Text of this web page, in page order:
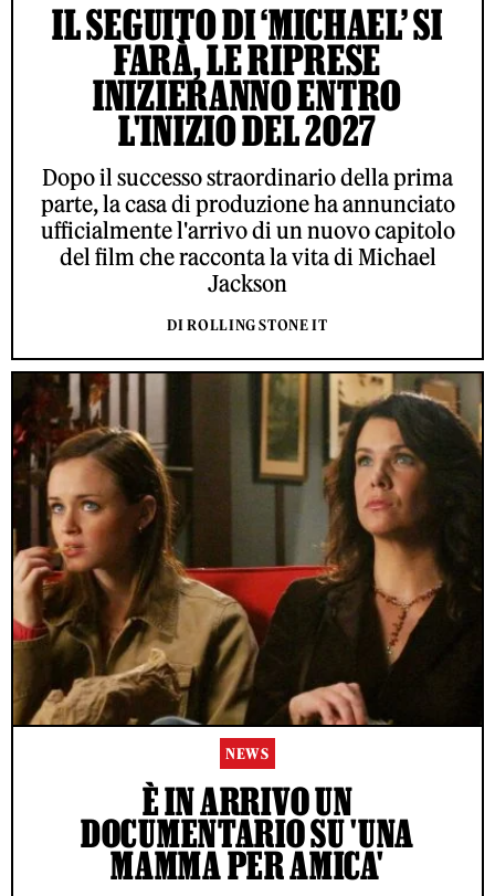
IL SEGUITO DI ‘MICHAEL’ SI
FARÀ, LE RIPRESE
INIZIERANNO ENTRO
L'INIZIO DEL 2027
Dopo il successo straordinario della prima
parte, la casa di produzione ha annunciato
ufficialmente l'arrivo di un nuovo capitolo
del film che racconta la vita di Michael
Jackson
DI ROLLING STONE IT
NEWS
È IN ARRIVO UN
DOCUMENTARIO SU 'UNA
MAMMA PER AMICA'